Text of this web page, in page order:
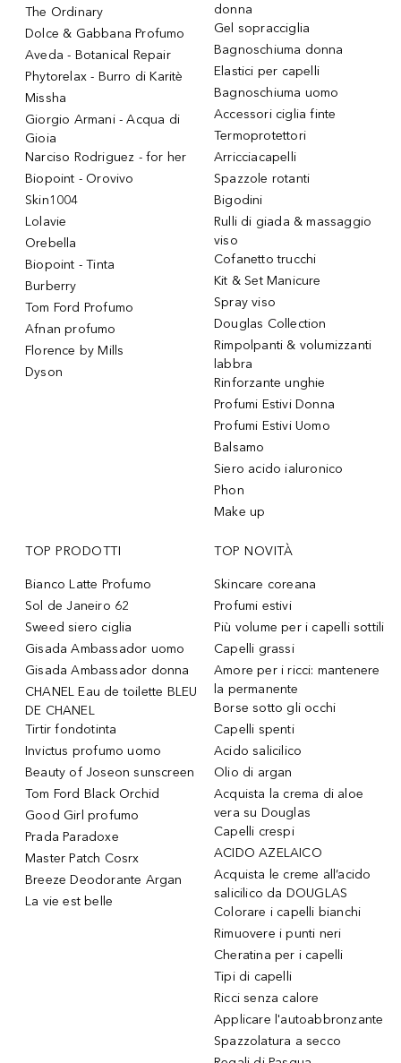
The Ordinary
Dolce & Gabbana Profumo
Aveda - Botanical Repair
Phytorelax - Burro di Karitè
Missha
Giorgio Armani - Acqua di
Gioia
Narciso Rodriguez - for her
Biopoint - Orovivo
Skin1004
Lolavie
Orebella
Biopoint - Tinta
Burberry
Tom Ford Profumo
Afnan profumo
Florence by Mills
Dyson
donna
Gel sopracciglia
Bagnoschiuma donna
Elastici per capelli
Bagnoschiuma uomo
Accessori ciglia finte
Termoprotettori
Arricciacapelli
Spazzole rotanti
Bigodini
Rulli di giada & massaggio
viso
Cofanetto trucchi
Kit & Set Manicure
Spray viso
Douglas Collection
Rimpolpanti & volumizzanti
labbra
Rinforzante unghie
Profumi Estivi Donna
Profumi Estivi Uomo
Balsamo
Siero acido ialuronico
Phon
Make up
TOP PRODOTTI
Bianco Latte Profumo
Sol de Janeiro 62
Sweed siero ciglia
Gisada Ambassador uomo
Gisada Ambassador donna
CHANEL Eau de toilette BLEU
DE CHANEL
Tirtir fondotinta
Invictus profumo uomo
Beauty of Joseon sunscreen
Tom Ford Black Orchid
Good Girl profumo
Prada Paradoxe
Master Patch Cosrx
Breeze Deodorante Argan
La vie est belle
TOP NOVITÀ
Skincare coreana
Profumi estivi
Più volume per i capelli sottili
Capelli grassi
Amore per i ricci: mantenere
la permanente
Borse sotto gli occhi
Capelli spenti
Acido salicilico
Olio di argan
Acquista la crema di aloe
vera su Douglas
Capelli crespi
ACIDO AZELAICO
Acquista le creme all’acido
salicilico da DOUGLAS
Colorare i capelli bianchi
Rimuovere i punti neri
Cheratina per i capelli
Tipi di capelli
Ricci senza calore
Applicare l'autoabbronzante
Spazzolatura a secco